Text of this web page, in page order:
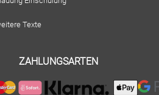
Texte
ZAHLUNGSARTEN